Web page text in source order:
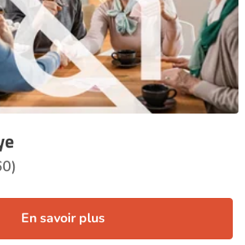
En savoir plus